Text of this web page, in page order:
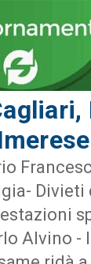
Divieti
Alvino - Il